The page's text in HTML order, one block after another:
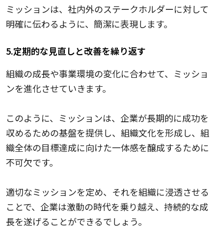
ミッションは、社内外のステークホルダーに対して
明確に伝わるように、簡潔に表現します。
5.定期的な見直しと改善を繰り返す
組織の成長や事業環境の変化に合わせて、ミッショ
ンを進化させていきます。
このように、ミッションは、企業が長期的に成功を
収めるための基盤を提供し、組織文化を形成し、組
織全体の目標達成に向けた一体感を醸成するために
不可欠です。
適切なミッションを定め、それを組織に浸透させる
ことで、企業は激動の時代を乗り越え、持続的な成
長を遂げることができるでしょう。